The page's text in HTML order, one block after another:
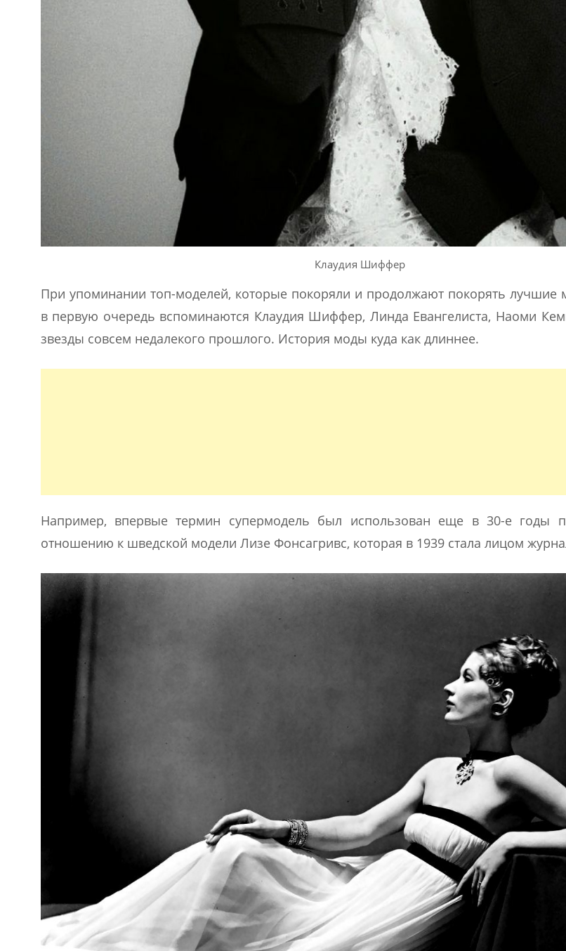
Клаудия Шиффер
При упоминании топ-моделей, которые покоряли и продолжают покорять
в первую очередь вспоминаются Клаудия Шиффер, Линда Евангелиста, Наоми
звезды совсем недалекого прошлого. История моды куда как длиннее.
Например, впервые термин супермодель был использован еще в 30-е годы
отношению к шведской модели Лизе Фонсагривс, которая в 1939 стала лицом